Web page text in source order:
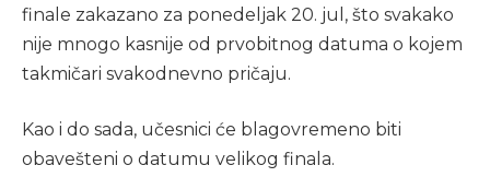
finale zakazano za ponedeljak 20. jul, što svakako
nije mnogo kasnije od prvobitnog datuma o kojem
takmičari svakodnevno pričaju.
Kao i do sada, učesnici će blagovremeno biti
obavešteni o datumu velikog finala.